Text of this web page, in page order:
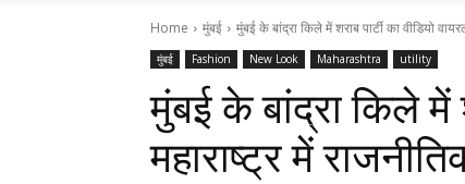
Home मुंबई मुंबई के बांद्रा किले में शराब पार्टी का वीडियो
मुंबई Fashion New Look Maharashtra utility
मुंबई के बांद्रा किले में
महाराष्ट्र में